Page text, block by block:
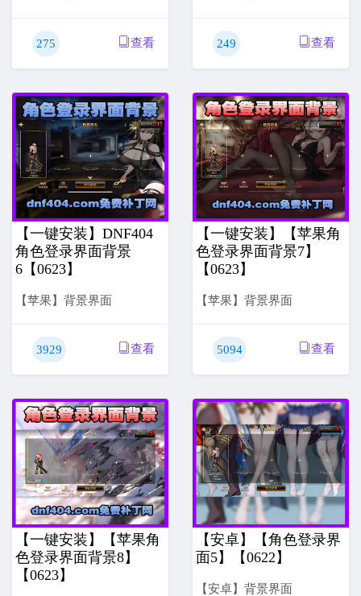
275 查看 249 查看
【一键安装】DNF404
角色登录界面背景
6【0623】
【苹果】背景界面
3929 查看
【一键安装】【苹果角
色登录界面背景7】
【0623】
【苹果】背景界面
5094 查看
【一键安装】【苹果角
色登录界面背景8】
【0623】
【安卓】【角色登录界
面5】【0622】
【安卓】背景界面